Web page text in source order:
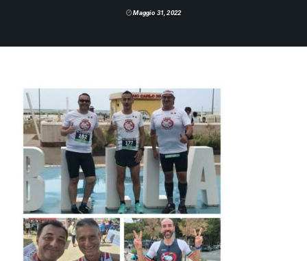
Maggio 31, 2022